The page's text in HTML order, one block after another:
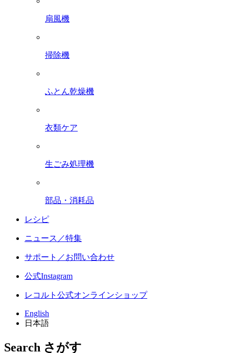
扇風機
掃除機
ふとん乾燥機
衣類ケア
生ごみ処理機
部品・消耗品
レシピ
ニュース／特集
サポート／お問い合わせ
公式Instagram
レコルト公式オンラインショップ
English
日本語
Search さがす